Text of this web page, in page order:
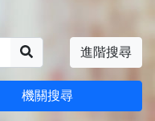
進階搜尋
機關搜尋